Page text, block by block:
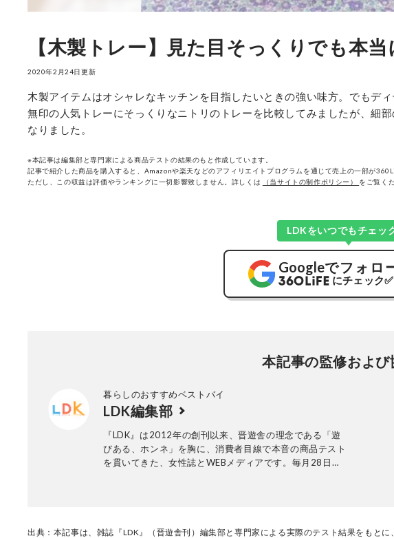
【木製トレー】見た目そっくりでも本
2020年2月24日更新
木製アイテムはオシャレなキッチンを目指したいときの強い味方。でもデ
無印の人気トレーにそっくりなニトリのトレーを比較してみましたが、細
なりました。
※本記事は編集部と専門家による商品テストの結果のもと作成しています。
記事で紹介した商品を購入すると、Amazonや楽天などのアフィリエイトプログラムを通じて売上の一部が
ただし、この収益は評価やランキングに一切影響致しません。詳しくは
（当サイトの制作ポリシー） をご覧く
LDKをいつでもチェッ
Googleでフォロ
にチェック✅
本記事の監修および
暮らしのおすすめベストバイ
LDK編集部
『LDK』は2012年の創刊以来、晋遊舎の理念である「遊
びある、ホンネ」を胸に、消費者目線で本音の商品テスト
を貫いてきた、女性誌とWEBメディアです。毎月28日発
なたにお届け。編集長・高橋咲彩を中心に、11名以上の
出典：本記事は、雑誌『LDK』（晋遊舎刊）編集部と専門家による実際のテスト結果をもと